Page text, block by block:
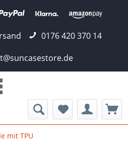
0176 420 370 14
mit TPU